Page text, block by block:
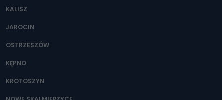
KALISZ
JAROCIN
OSTRZESZÓW
KĘPNO
KROTOSZYN